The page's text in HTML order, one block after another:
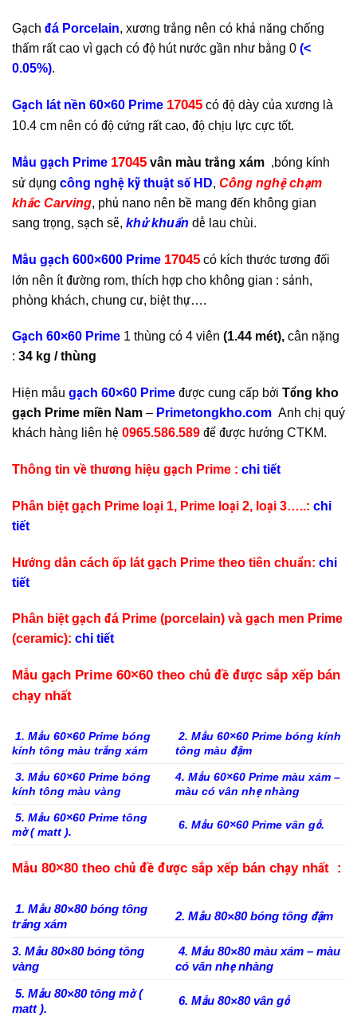
Gạch đá Porcelain, xương trắng nên có khả năng chống
thấm rất cao vì gạch có độ hút nước gần như bằng 0 (<
0.05%).
Gạch lát nền 60×60 Prime 17045 có độ dày của xương là
10.4 cm nên có độ cứng rất cao, độ chịu lực cực tốt.
Mẫu gạch Prime 17045 vân màu trắng xám ,bóng kính
sử dụng công nghệ kỹ thuật số HD, Công nghệ chạm
khắc Carving, phủ nano nên bề mang đến không gian
sang trọng, sạch sẽ, khử khuẩn dễ lau chùi.
Mẫu gạch 600×600 Prime 17045 có kích thước tương đối
lớn nên ít đường rom, thích hợp cho không gian : sảnh,
phòng khách, chung cư, biệt thự….
Gạch 60×60 Prime 1 thùng có 4 viên (1.44 mét), cân nặng
: 34 kg / thùng
Hiện mẫu gạch 60×60 Prime được cung cấp bởi Tổng kho
gạch Prime miền Nam – Primetongkho.com Anh chị quý
khách hàng liên hệ 0965.586.589 để được hưởng CTKM.
Thông tin về thương hiệu gạch Prime : chi tiết
Phân biệt gạch Prime loại 1, Prime loại 2, loại 3…..: chi
tiết
Hướng dẫn cách ốp lát gạch Prime theo tiên chuẩn: chi
tiết
Phân biệt gạch đá Prime (porcelain) và gạch men Prime
(ceramic): chi tiết
Mẫu gạch Prime 60×60 theo chủ đề được sắp xếp bán
chạy nhất
1. Mẫu 60×60 Prime bóng
kính tông màu trắng xám
2. Mẫu 60×60 Prime bóng kính
tông màu đậm
3. Mẫu 60×60 Prime bóng
kính tông màu vàng
4. Mẫu 60×60 Prime màu xám –
màu có vân nhẹ nhàng
5. Mẫu 60×60 Prime tông
mờ ( matt ).
6. Mẫu 60×60 Prime vân gỗ.
Mẫu 80×80 theo chủ đề được sắp xếp bán chạy nhất :
1. Mẫu 80×80 bóng tông
trắng xám
2. Mẫu 80×80 bóng tông đậm
3. Mẫu 80×80 bóng tông
vàng
4. Mẫu 80×80 màu xám – màu
có vân nhẹ nhàng
5. Mẫu 80×80 tông mờ (
matt ).
6. Mẫu 80×80 vân gỗ